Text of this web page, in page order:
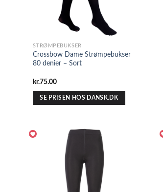
STRØMPEBUKSER
Crossbow Dame Strømpebukser
80 denier – Sort
kr.75.00
SE PRISEN HOS DANSK.DK